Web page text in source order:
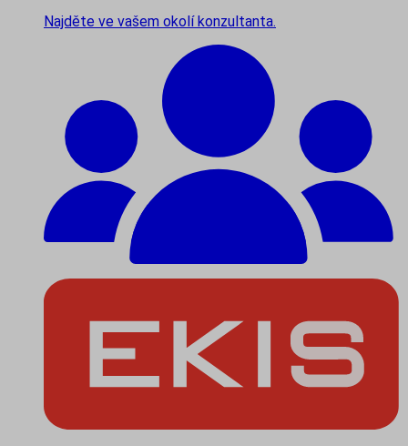
Najděte ve vašem okolí konzultanta.